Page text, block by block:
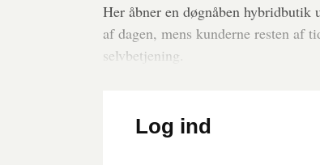
Her åbner en døgnåben
af dagen, mens kunderne resten af
selvbetjening.
Log ind